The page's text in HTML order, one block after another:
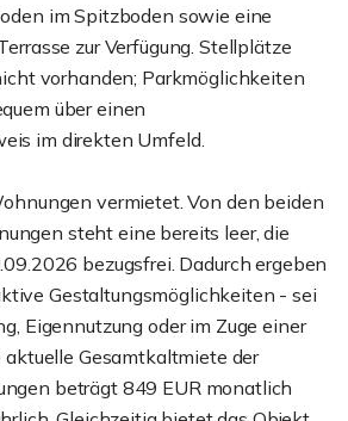
im Spitzboden sowie eine
zur Verfügung. Stellplätze
vorhanden; Parkmöglichkeiten
über einen
im direkten Umfeld.
vermietet. Von den beiden
steht eine bereits leer, die
bezugsfrei. Dadurch ergeben
Gestaltungsmöglichkeiten - sei
Eigennutzung oder im Zuge einer
aktuelle Gesamtkaltmiete der
beträgt 849 EUR monatlich